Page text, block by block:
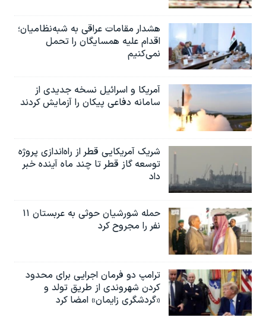
هشدار مقامات عراقی به شبه‌نظامیان؛
اقدام علیه همسایگان را تحمل
نمی‌کنیم
آمریکا و اسرائیل نسخه جدیدی از
سامانه دفاعی پیکان را آزمایش کردند
شریک آمریکایی قطر از راه‌اندازی پروژه
توسعه گاز قطر تا چند ماه آینده خبر
داد
حمله شورشیان حوثی به عربستان ۱۱
نفر را مجروح کرد
ترامپ دو فرمان اجرایی برای محدود
کردن شهروندی از طریق تولد و
«گردشگری زایمان» امضا کرد